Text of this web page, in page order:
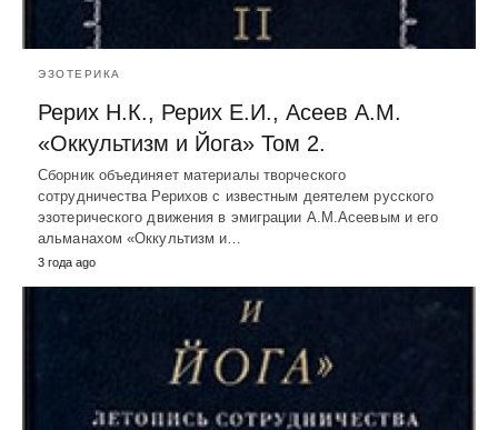
ЭЗОТЕРИКА
Рерих Н.К., Рерих Е.И., Асеев А.М.
«Оккультизм и Йога» Том 2.
Сборник объединяет материалы творческого
сотрудничества Рерихов с известным деятелем русского
эзотерического движения в эмиграции А.М.Асеевым и его
альманахом «Оккультизм и…
3 года ago